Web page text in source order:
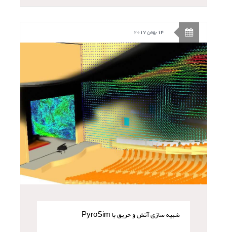
14 بهمن 2017
شبیه سازی آتش و حریق با PyroSim